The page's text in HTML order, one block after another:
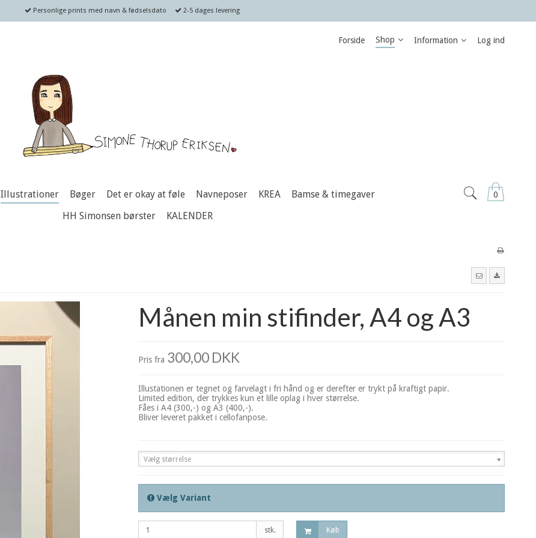
Personlige prints med navn & fødselsdato 2-5 dages levering
Forside Shop Information Log ind
0
Illustrationer Bøger Det er okay at føle Navneposer KREA
Bamse & timegaver
HH Simonsen børster
KALENDER
Månen min stifinder, A4 og A3
Pris fra 300,00 DKK
Illustationen er tegnet og farvelagt i fri hånd og er derefter er trykt på kraftigt papir.
Limited edition, der trykkes kun et lille oplag i hver størrelse.
Fåes i A4 (300,-) og A3 (400,-).
Bliver leveret pakket i cellofanpose.
Vælg størrelse
Vælg Variant
stk. Køb